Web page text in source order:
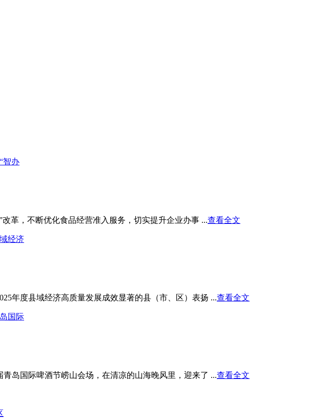
智办
，不断优化食品经营准入服务，切实提升企业办事 ...查看全文
经济
年度县域经济高质量发展成效显著的县（市、区）表扬 ...查看全文
国际
国际啤酒节崂山会场，在清凉的山海晚风里，迎来了 ...查看全文